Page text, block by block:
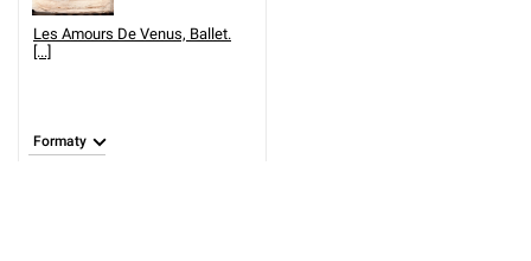
Les Amours De Venus, Ballet.
[...]
Formaty